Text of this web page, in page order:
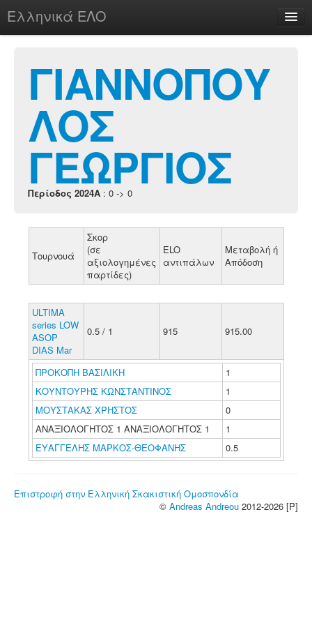
Ελληνικά ΕΛΟ
chesstu.be @ discord
Login
ΓΙΑΝΝΟΠΟΥ
ΛΟΣ
ΓΕΩΡΓΙΟΣ
Περίοδος 2024A : 0 -> 0
Τουρνουά
Σκορ
(σε
αξιολογημένες
παρτίδες)
ELO
αντιπάλων
Μεταβολή ή
Απόδοση
ULTIMA
series LOW
ASOP
DIAS Mar
0.5 / 1 915 915.00
ΠΡΟΚΟΠΗ ΒΑΣΙΛΙΚΗ
1
ΚΟΥΝΤΟΥΡΗΣ ΚΩΝΣΤΑΝΤΙΝΟΣ
1
ΜΟΥΣΤΑΚΑΣ ΧΡΗΣΤΟΣ
0
ΑΝΑΞΙΟΛΟΓΗΤΟΣ 1 ΑΝΑΞΙΟΛΟΓΗΤΟΣ 1
1
ΕΥΑΓΓΕΛΗΣ ΜΑΡΚΟΣ-ΘΕΟΦΑΝΗΣ
0.5
Επιστροφή στην Ελληνική Σκακιστική Ομοσπονδία
© Andreas Andreou 2012-2026 [P]